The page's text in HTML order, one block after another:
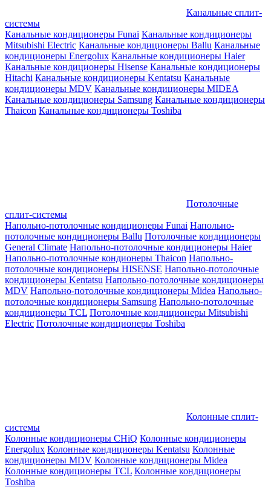
Канальные сплит-
системы
Канальные кондиционеры Funai Канальные кондиционеры
Mitsubishi Electric Канальные кондиционеры Ballu Канальные
кондиционеры Energolux Канальные кондиционеры Haier
Канальные кондиционеры Hisense Канальные кондиционеры
Hitachi Канальные кондиционеры Kentatsu Канальные
кондиционеры MDV Канальные кондиционеры MIDEA
Канальные кондиционеры Samsung Канальные кондиционеры
Thaicon Канальные кондиционеры Toshiba
Потолочные
сплит-системы
Напольно-потолочные кондиционеры Funai Напольно-
потолочные кондиционеры Ballu Потолочные кондиционеры
General Climate Напольно-потолочные кондиционеры Haier
Напольно-потолочные кондионеры Thaicon Напольно-
потолочные кондиционеры HISENSE Напольно-потолочные
кондиционеры Kentatsu Напольно-потолочные кондиционеры
MDV Напольно-потолочные кондиционеры Midea Напольно-
потолочные кондиционеры Samsung Напольно-потолочные
кондиционеры TCL Потолочные кондиционеры Mitsubishi
Electric Потолочные кондиционеры Toshiba
Колонные сплит-
системы
Колонные кондиционеры CHiQ Колонные кондиционеры
Energolux Колонные кондиционеры Kentatsu Колонные
кондиционеры MDV Колонные кондиционеры Midea
Колонные кондиционеры TCL Колонные кондиционеры
Toshiba